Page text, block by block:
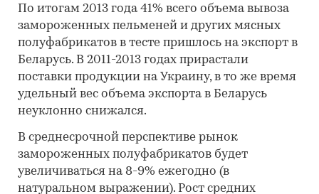
По итогам 2013 года 41% всего объема вывоза
замороженных пельменей и других мясных
полуфабрикатов в тесте пришлось на экспорт в
Беларусь. В 2011-2013 годах прирастали
поставки продукции на Украину, в то же время
удельный вес объема экспорта в Беларусь
неуклонно снижался.
В среднесрочной перспективе рынок
замороженных полуфабрикатов будет
увеличиваться на 8-9% ежегодно (в
натуральном выражении). Рост средних